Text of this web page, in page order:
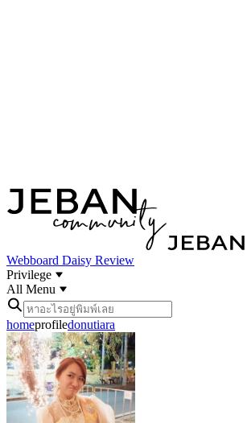
Webboard Daisy Review
Privilege
All Menu
homeprofiledonutiara